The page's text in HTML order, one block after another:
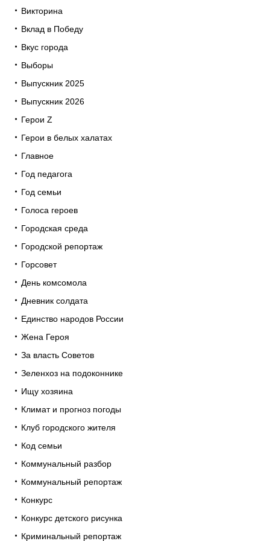
Викторина
Вклад в Победу
Вкус города
Выборы
Выпускник 2025
Выпускник 2026
Герои Z
Герои в белых халатах
Главное
Год педагога
Год семьи
Голоса героев
Городская среда
Городской репортаж
Горсовет
День комсомола
Дневник солдата
Единство народов России
Жена Героя
За власть Советов
Зеленхоз на подоконнике
Ищу хозяина
Климат и прогноз погоды
Клуб городского жителя
Код семьи
Коммунальный разбор
Коммунальный репортаж
Конкурс
Конкурс детского рисунка
Криминальный репортаж